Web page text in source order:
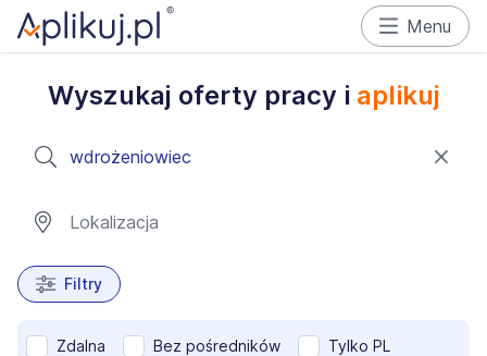
Menu
Wyszukaj oferty pracy i aplikuj
Filtry
Zdalna Bez pośredników Tylko PL